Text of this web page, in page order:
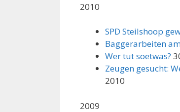
2010
SPD Steilshoop
Baggerarbeiten
Wer tut soetwas?
Zeugen gesucht:
2010
2009